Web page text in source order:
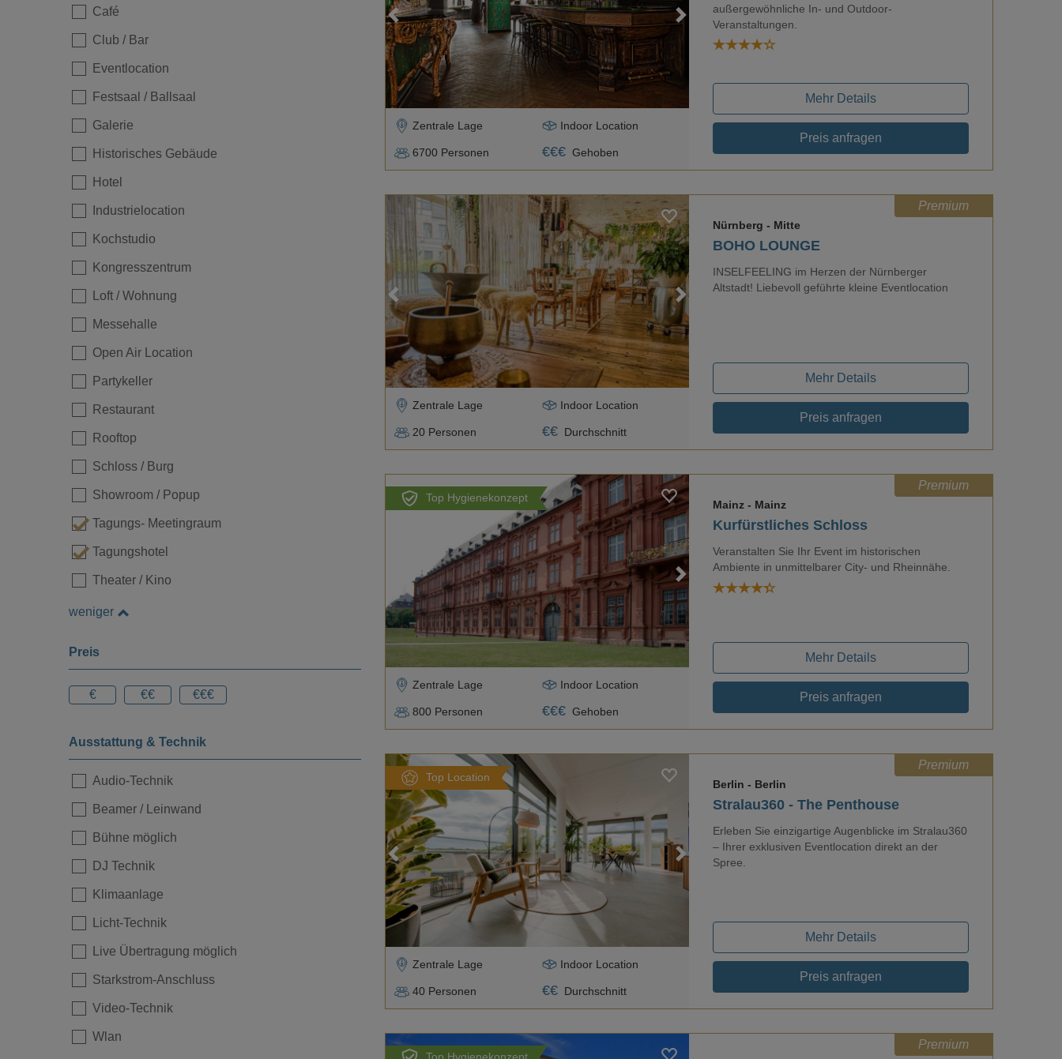
Café
Club / Bar
Eventlocation
Festsaal / Ballsaal
Galerie
Historisches Gebäude
Hotel
Industrielocation
Kochstudio
Kongresszentrum
Loft / Wohnung
Messehalle
Open Air Location
Partykeller
Restaurant
Rooftop
Schloss / Burg
Showroom / Popup
Tagungs- Meetingraum
Tagungshotel
Theater / Kino
weniger
Preis
€ €€ €€€
Ausstattung & Technik
Audio-Technik
Beamer / Leinwand
Bühne möglich
DJ Technik
Klimaanlage
Licht-Technik
Live Übertragung möglich
Starkstrom-Anschluss
Video-Technik
Wlan
Loading... Loading...
Zentrale Lage Indoor Location
6700 Personen €€€ Gehoben
außergewöhnliche In- und Outdoor-
Veranstaltungen.
Mehr Details
Preis anfragen
Loading... Loading...
Zentrale Lage Indoor Location
20 Personen €€ Durchschnitt
Premium
BOHO LOUNGE
Nürnberg - Mitte
INSELFEELING im Herzen der Nürnberger
Altstadt! Liebevoll geführte kleine Eventlocation
Mehr Details
Preis anfragen
Top Hygienekonzept
Loading... Loading...
Zentrale Lage Indoor Location
800 Personen €€€ Gehoben
Premium
Kurfürstliches Schloss
Mainz- Mainz
Veranstalten Sie Ihr Event im historischen
Ambiente in unmittelbarer City- und Rheinnähe.
Mehr Details
Preis anfragen
Top Location
Loading... Loading...
Zentrale Lage Indoor Location
40 Personen €€ Durchschnitt
Premium
Stralau360 - The Penthouse
Berlin - Berlin
Erleben Sie einzigartige Augenblicke im Stralau360
– Ihrer exklusiven Eventlocation direkt an der
Spree.
Mehr Details
Preis anfragen
Premium